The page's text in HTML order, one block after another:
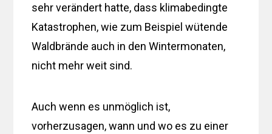
sehr verändert hatte, dass klimabedingte
Katastrophen, wie zum Beispiel wütende
Waldbrände auch in den Wintermonaten,
nicht mehr weit sind.
Auch wenn es unmöglich ist,
vorherzusagen, wann und wo es zu einer